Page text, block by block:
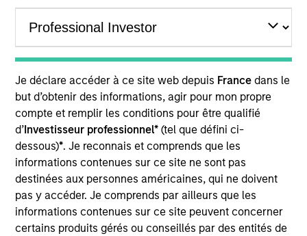
Je déclare accéder à ce site web depuis France dans le
but d’obtenir des informations, agir pour mon propre
compte et remplir les conditions pour être qualifié
d’Investisseur professionnel*(tel que défini ci-
dessous)*. Je reconnais et comprends que les
informations contenues sur ce site ne sont pas
destinées aux personnes américaines, qui ne doivent
pas y accéder. Je comprends par ailleurs que les
informations contenues sur ce site peuvent concerner
certains produits gérés ou conseillés par des entités de
YEARS OF INDUSTRY EXPERIENCE
TEAM
Parametric
Tom is co-president and chief investment officer of
Parametric, a member of the Morgan Stanley
Investment Management Operating Committee and
the Parametric Executive Committee. He
coordinates resources, aligns priorities, establishes